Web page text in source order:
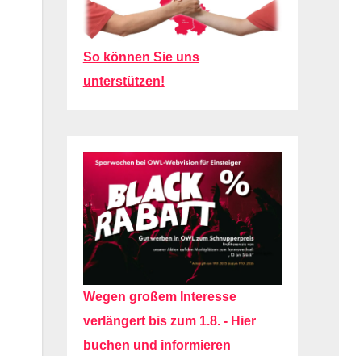
So können Sie uns
unterstützen!
Wegen großem Interesse
verlängert bis zum 1.8. - Hier
buchen und informieren